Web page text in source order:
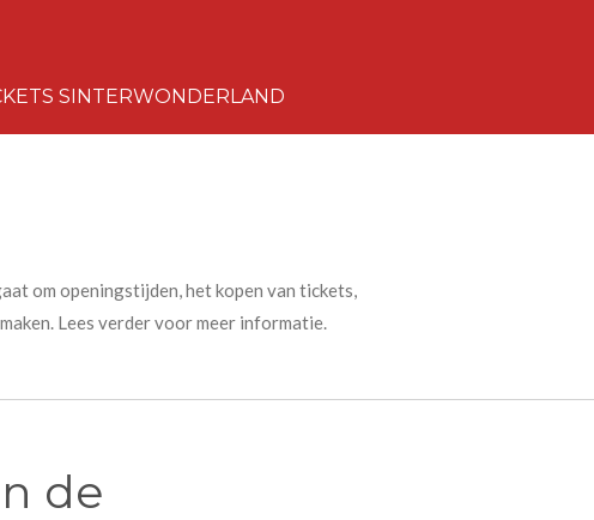
SINTERWONDERLAND
om openingstijden, het kopen van tickets,
Lees verder voor meer informatie.
de